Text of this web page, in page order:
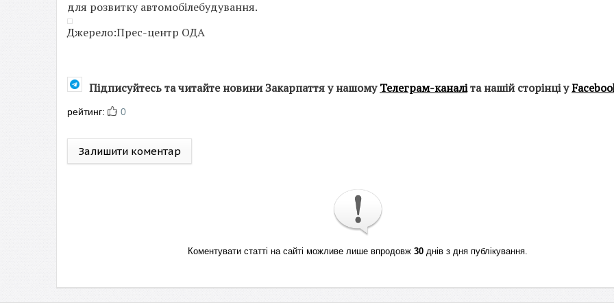
для розвитку автомобілебудування.
Джерело:Прес-центр ОДА
Підписуйтесь та читайте новини Закарпаття у нашомуТелеграм-каналіта нашій сторінці у
рейтинг: 0
Залишити коментар
Коментувати статті на сайті можливе лише впродовж 30 днів з дня публікування.